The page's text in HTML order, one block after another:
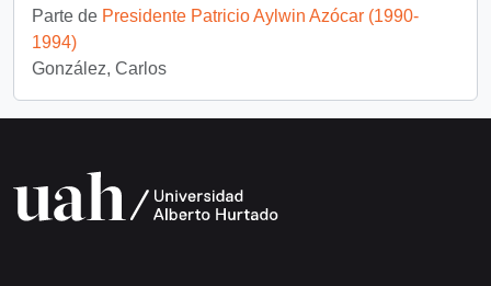
Parte de Presidente Patricio Aylwin Azócar (1990-
1994)
González, Carlos